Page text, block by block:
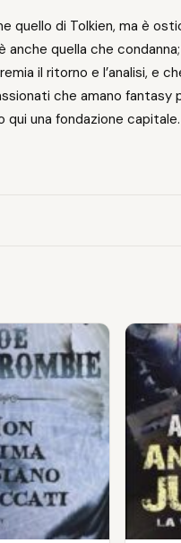
quello di Tolkien, ma è
anche quella che
il ritorno e l’analisi, e
che amano fantasy
una fondazione capitale.